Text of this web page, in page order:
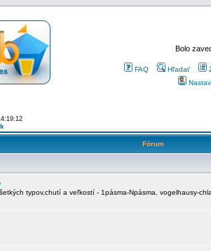
Bolo
FAQ Hľadať
Fórum
typov,chutí a veľkostí - 1pásma-Npásma, vogelhausy-